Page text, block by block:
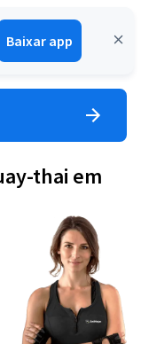
Baixar app
Entrar
thai em